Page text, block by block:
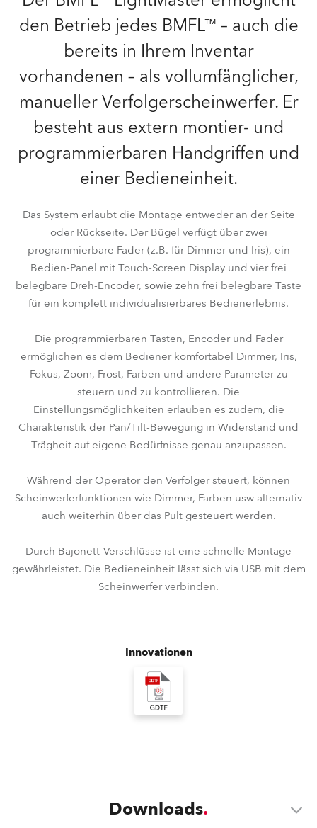
den Betrieb jedes BMFL™ – auch die
bereits in Ihrem Inventar
vorhandenen – als vollumfänglicher,
manueller Verfolgerscheinwerfer. Er
besteht aus extern montier- und
programmierbaren Handgriffen und
einer Bedieneinheit.
Das System erlaubt die Montage entweder an der Seite
oder Rückseite. Der Bügel verfügt über zwei
programmierbare Fader (z.B. für Dimmer und Iris), ein
Bedien-Panel mit Touch-Screen Display und vier frei
belegbare Dreh-Encoder, sowie zehn frei belegbare Taste
für ein komplett individualisierbares Bedienerlebnis.
Die programmierbaren Tasten, Encoder und Fader
ermöglichen es dem Bediener komfortabel Dimmer, Iris,
Fokus, Zoom, Frost, Farben und andere Parameter zu
steuern und zu kontrollieren. Die
Einstellungsmöglichkeiten erlauben es zudem, die
Charakteristik der Pan/Tilt-Bewegung in Widerstand und
Trägheit auf eigene Bedürfnisse genau anzupassen.
Während der Operator den Verfolger steuert, können
Scheinwerferfunktionen wie Dimmer, Farben usw alternativ
auch weiterhin über das Pult gesteuert werden.
Durch Bajonett-Verschlüsse ist eine schnelle Montage
gewährleistet. Die Bedieneinheit lässt sich via USB mit dem
Scheinwerfer verbinden.
Innovationen
Downloads